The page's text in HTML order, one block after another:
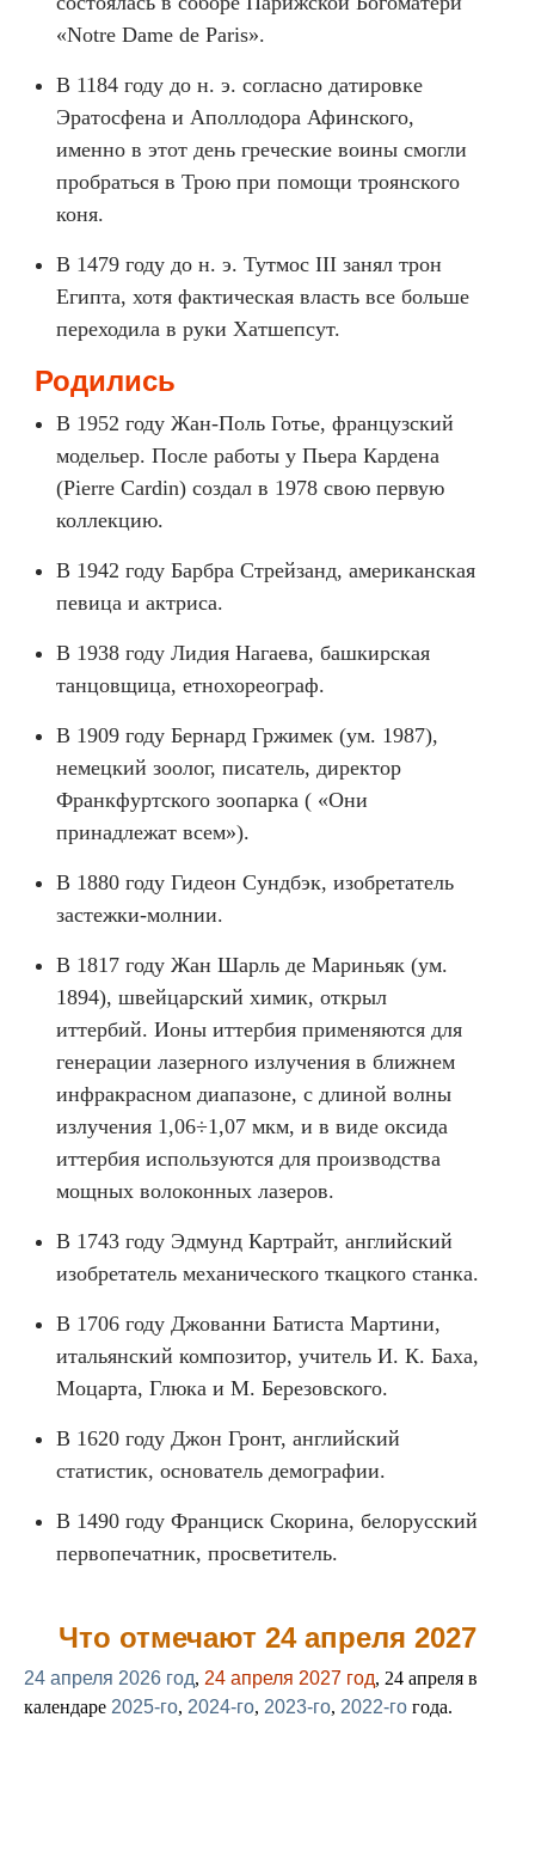
«Notre Dame de Paris».
В 1184 году до н. э. согласно датировке
Эратосфена и Аполлодора Афинского,
именно в этот день греческие воины смогли
пробраться в Трою при помощи троянского
коня.
В 1479 году до н. э. Тутмос III занял трон
Египта, хотя фактическая власть все больше
переходила в руки Хатшепсут.
Родились
В 1952 году Жан-Поль Готье, французский
модельер. После работы у Пьера Кардена
(Pierre Cardin) создал в 1978 свою первую
коллекцию.
В 1942 году Барбра Стрейзанд, американская
певица и актриса.
В 1938 году Лидия Нагаева, башкирская
танцовщица, етнохореограф.
В 1909 году Бернард Гржимек (ум. 1987),
немецкий зоолог, писатель, директор
Франкфуртского зоопарка ( «Они
принадлежат всем»).
В 1880 году Гидеон Сундбэк, изобретатель
застежки-молнии.
В 1817 году Жан Шарль де Мариньяк (ум.
1894), швейцарский химик, открыл
иттербий. Ионы иттербия применяются для
генерации лазерного излучения в ближнем
инфракрасном диапазоне, с длиной волны
излучения 1,06÷1,07 мкм, и в виде оксида
иттербия используются для производства
мощных волоконных лазеров.
В 1743 году Эдмунд Картрайт, английский
изобретатель механического ткацкого станка.
В 1706 году Джованни Батиста Мартини,
итальянский композитор, учитель И. К. Баха,
Моцарта, Глюка и М. Березовского.
В 1620 году Джон Гронт, английский
статистик, основатель демографии.
В 1490 году Франциск Скорина, белорусский
первопечатник, просветитель.
Что отмечают 24 апреля 2027
24 апреля 2026 год, 24 апреля 2027 год, 24 апреля в
календаре 2025-го, 2024-го, 2023-го, 2022-го года.